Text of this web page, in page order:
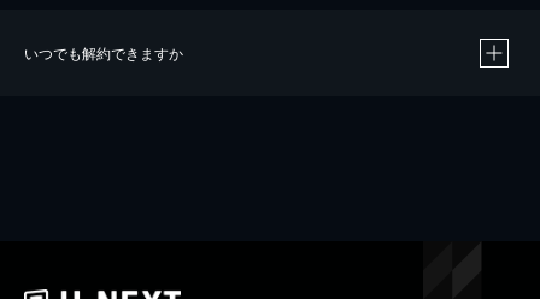
いつでも解約できますか